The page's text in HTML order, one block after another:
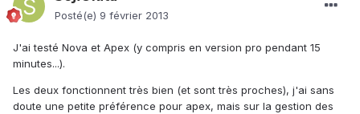
Posté(e) 9 février 2013
J'ai testé Nova et Apex (y compris en version pro pendant 15
minutes...).
Les deux fonctionnent très bien (et sont très proches), j'ai sans
doute une petite préférence pour apex, mais sur la gestion des